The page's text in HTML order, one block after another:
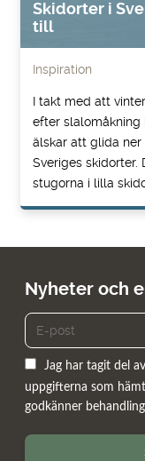
Skidorter i
till
Inspiration
I takt med att
efter slalomåkning
älskar att glida
Sveriges skidorter.
stugorna i lilla
Nyheter och
Jag har tagit del
uppgifterna som
godkänner